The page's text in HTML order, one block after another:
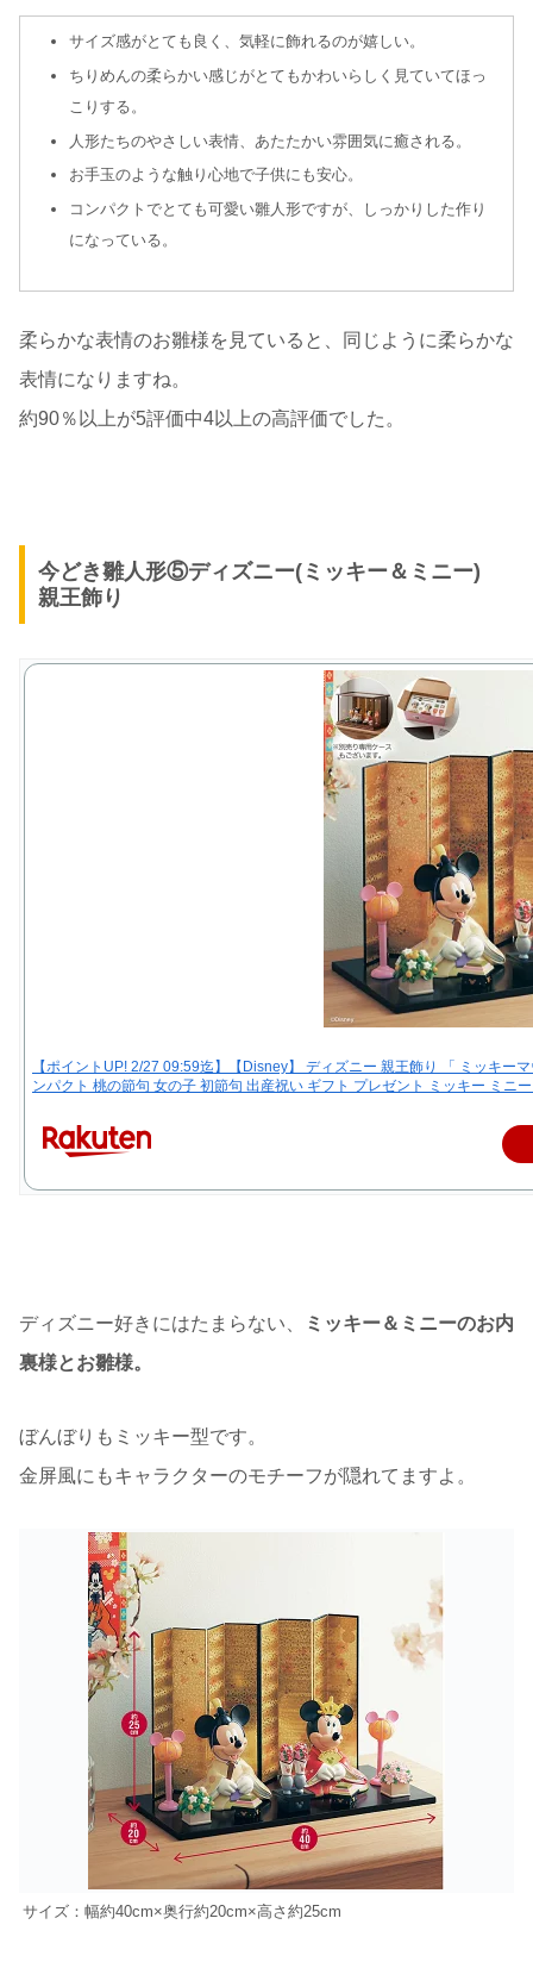
サイズ感がとても良く、気軽に飾れるのが嬉しい。
ちりめんの柔らかい感じがとてもかわいらしく見ていてほっ
こりする。
人形たちのやさしい表情、あたたかい雰囲気に癒される。
お手玉のような触り心地で子供にも安心。
コンパクトでとても可愛い雛人形ですが、しっかりした作り
になっている。
柔らかな表情のお雛様を見ていると、同じように柔らかな
表情になりますね。
約90％以上が5評価中4以上の高評価でした。
今どき雛人形⑤ディズニー(ミッキー＆ミニー)
親王飾り
【ポイントUP! 2/27 09:59迄】【Disney】 ディズニー 親王飾り 「 ミッキ
ンパクト 桃の節句 女の子 初節句 出産祝い ギフト プレゼント ミッキー ミニ
ディズニー好きにはたまらない、
ミッキー＆ミニーのお内
裏様とお雛様。
ぼんぼりもミッキー型です。
金屏風にもキャラクターのモチーフが隠れてますよ。
サイズ：幅約40cm×奥行約20cm×高さ約25cm